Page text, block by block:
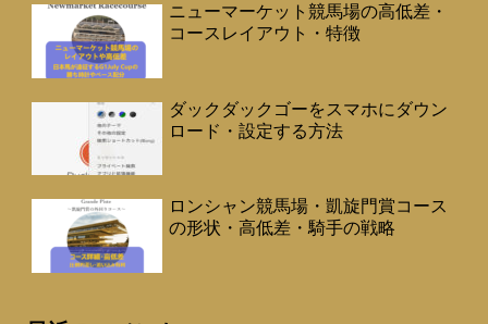
ニューマーケット競馬場の高低差・
コースレイアウト・特徴
ダックダックゴーをスマホにダウン
ロード・設定する方法
ロンシャン競馬場・凱旋門賞コース
の形状・高低差・騎手の戦略